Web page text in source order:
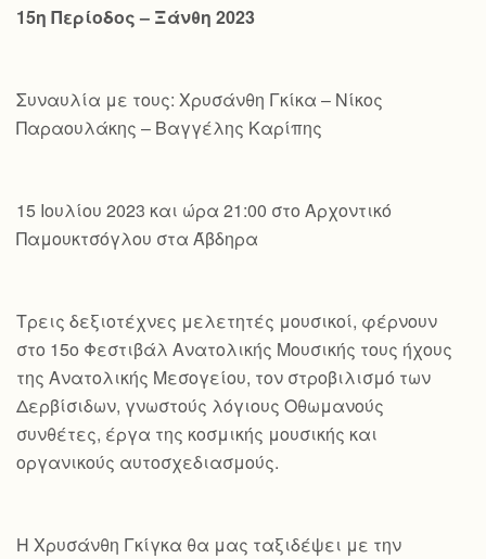
15η Περίοδος – Ξάνθη 2023
Συναυλία με τους: Χρυσάνθη Γκίκα – Νίκος
Παραουλάκης – Βαγγέλης Καρίπης
15 Ιουλίου 2023 και ώρα 21:00 στο Αρχοντικό
Παμουκτσόγλου στα Άβδηρα
Τρεις δεξιοτέχνες μελετητές μουσικοί, φέρνουν
στο 15ο Φεστιβάλ Ανατολικής Μουσικής τους ήχους
της Ανατολικής Μεσογείου, τον στροβιλισμό των
Δερβίσιδων, γνωστούς λόγιους Οθωμανούς
συνθέτες, έργα της κοσμικής μουσικής και
οργανικούς αυτοσχεδιασμούς.
Η Χρυσάνθη Γκίγκα θα μας ταξιδέψει με την